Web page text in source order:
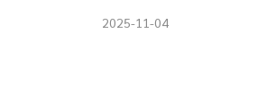
2025-11-04